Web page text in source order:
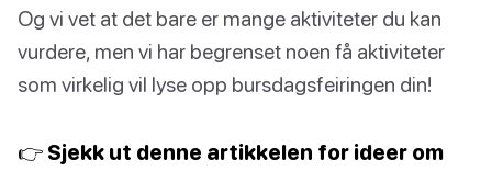
Og vi vet at det bare er mange aktiviteter du kan
vurdere, men vi har begrenset noen få aktiviteter
som virkelig vil lyse opp bursdagsfeiringen din!
👉 Sjekk ut denne artikkelen for ideer om